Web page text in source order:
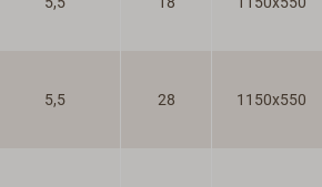
5,5 28 1150x550